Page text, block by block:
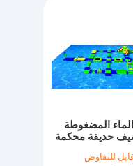
المضغوطة
حديقة محكمة
المحيط
للتفاوض